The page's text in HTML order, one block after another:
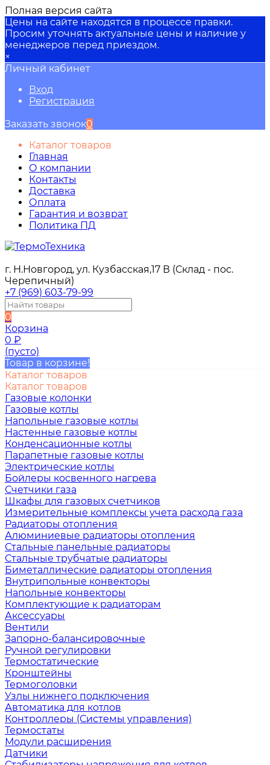
Полная версия сайта
Цены на сайте находятся в процессе правки.
Просим уточнять актуальные цены и наличие у
менеджеров перед приездом.
×
Личный кабинет
Вход
Регистрация
Заказать звонок0
Каталог товаров
Главная
О компании
Контакты
Доставка
Оплата
Гарантия и возврат
Политика ПД
г. Н.Новгород, ул. Кузбасская,17 В (Склад - пос.
Черепичный)
+7 (969) 603-79-99
0
Корзина
0 ₽
(пусто)
Товар в корзине!
Каталог товаров
Каталог товаров
Газовые колонки
Газовые котлы
Напольные газовые котлы
Настенные газовые котлы
Конденсационные котлы
Парапетные газовые котлы
Электрические котлы
Бойлеры косвенного нагрева
Счетчики газа
Шкафы для газовых счетчиков
Измерительные комплексы учета расхода газа
Радиаторы отопления
Алюминиевые радиаторы отопления
Стальные панельные радиаторы
Стальные трубчатые радиаторы
Биметаллические радиаторы отопления
Внутрипольные конвекторы
Напольные конвекторы
Комплектующие к радиаторам
Аксессуары
Вентили
Запорно-балансировочные
Ручной регулировки
Термостатические
Кронштейны
Термоголовки
Узлы нижнего подключения
Автоматика для котлов
Контроллеры (Системы управления)
Термостаты
Модули расширения
Датчики